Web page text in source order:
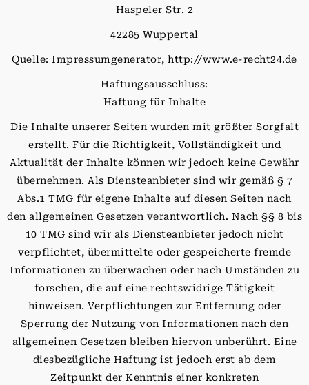
Haspeler Str. 2
42285 Wuppertal
Quelle: Impressumgenerator, http://www.e-recht24.de
Haftungsausschluss:
Haftung für Inhalte
Die Inhalte unserer Seiten wurden mit größter Sorgfalt
erstellt. Für die Richtigkeit, Vollständigkeit und
Aktualität der Inhalte können wir jedoch keine Gewähr
übernehmen. Als Diensteanbieter sind wir gemäß § 7
Abs.1 TMG für eigene Inhalte auf diesen Seiten nach
den allgemeinen Gesetzen verantwortlich. Nach §§ 8 bis
10 TMG sind wir als Diensteanbieter jedoch nicht
verpflichtet, übermittelte oder gespeicherte fremde
Informationen zu überwachen oder nach Umständen zu
forschen, die auf eine rechtswidrige Tätigkeit
hinweisen. Verpflichtungen zur Entfernung oder
Sperrung der Nutzung von Informationen nach den
allgemeinen Gesetzen bleiben hiervon unberührt. Eine
diesbezügliche Haftung ist jedoch erst ab dem
Zeitpunkt der Kenntnis einer konkreten